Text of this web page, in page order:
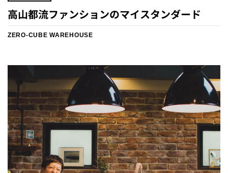
高山都流ファンションのマイスタンダード
ZERO-CUBE WAREHOUSE